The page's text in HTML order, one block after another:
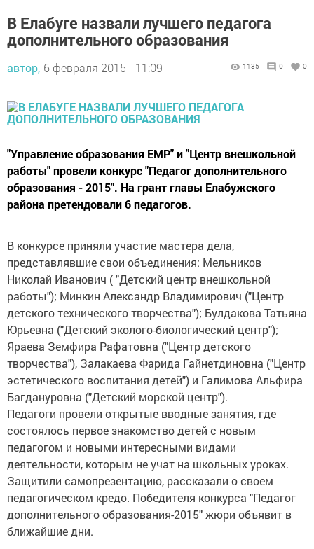
В Елабуге назвали лучшего педагога
дополнительного образования
автор, 6 февраля 2015 - 11:09 1135 0 0
"Управление образования ЕМР" и "Центр внешкольной
работы" провели конкурс "Педагог дополнительного
образования - 2015". На грант главы Елабужского
района претендовали 6 педагогов.
В конкурсе приняли участие мастера дела,
представлявшие свои объединения: Мельников
Николай Иванович ( "Детский центр внешкольной
работы"); Минкин Александр Владимирович ("Центр
детского технического творчества"); Булдакова Татьяна
Юрьевна ("Детский эколого-биологический центр");
Яраева Земфира Рафатовна ("Центр детского
творчества"), Залакаева Фарида Гайнетдиновна ("Центр
эстетического воспитания детей") и Галимова Альфира
Багдануровна ("Детский морской центр").
Педагоги провели открытые вводные занятия, где
состоялось первое знакомство детей с новым
педагогом и новыми интересными видами
деятельности, которым не учат на школьных уроках.
Защитили самопрезентацию, рассказали о своем
педагогическом кредо. Победителя конкурса "Педагог
дополнительного образования-2015" жюри объявит в
ближайшие дни.